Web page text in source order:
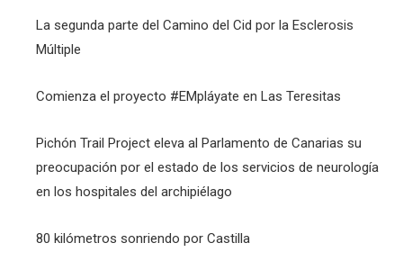
La segunda parte del Camino del Cid por la Esclerosis
Múltiple
Comienza el proyecto #EMpláyate en Las Teresitas
Pichón Trail Project eleva al Parlamento de Canarias su
preocupación por el estado de los servicios de neurología
en los hospitales del archipiélago
80 kilómetros sonriendo por Castilla